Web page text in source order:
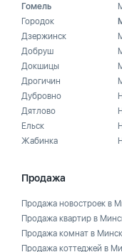
Гомель
Городок
Дзержинск
Добруш
Докшицы
Дрогичин
Дубровно
Дятлово
Ельск
Жабинка
Продажа
Продажа новостроек в
Продажа квартир в
Продажа комнат в
Продажа коттеджей в